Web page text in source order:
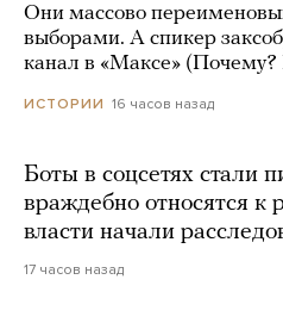
Они массово
выборами. А спикер
канал в «Максе»
ИСТОРИИ 16 часов назад
Боты в соцсетях стали
враждебно относятся к
власти начали
17 часов назад